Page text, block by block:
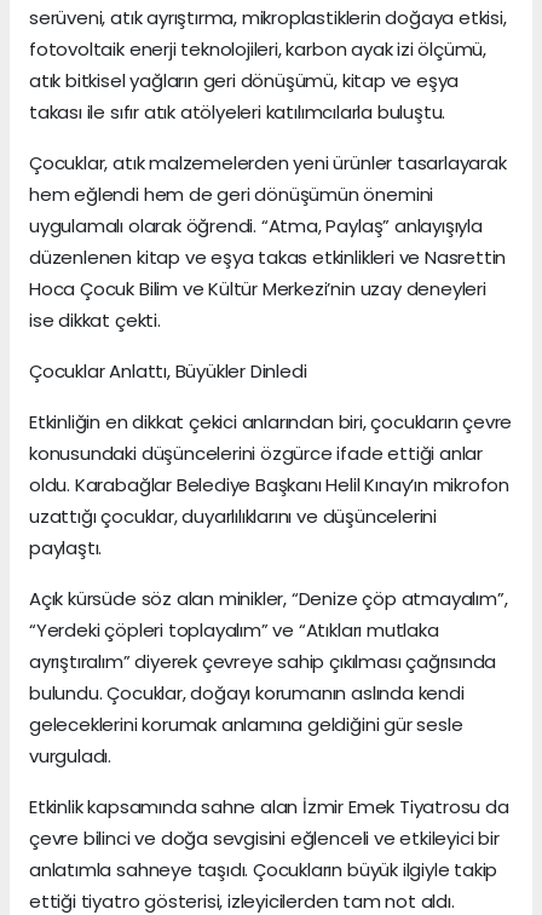
serüveni, atık ayrıştırma, mikroplastiklerin doğaya etkisi,
fotovoltaik enerji teknolojileri, karbon ayak izi ölçümü,
atık bitkisel yağların geri dönüşümü, kitap ve eşya
takası ile sıfır atık atölyeleri katılımcılarla buluştu.
Çocuklar, atık malzemelerden yeni ürünler tasarlayarak
hem eğlendi hem de geri dönüşümün önemini
uygulamalı olarak öğrendi. “Atma, Paylaş” anlayışıyla
düzenlenen kitap ve eşya takas etkinlikleri ve Nasrettin
Hoca Çocuk Bilim ve Kültür Merkezi’nin uzay deneyleri
ise dikkat çekti.
Çocuklar Anlattı, Büyükler Dinledi
Etkinliğin en dikkat çekici anlarından biri, çocukların çevre
konusundaki düşüncelerini özgürce ifade ettiği anlar
oldu. Karabağlar Belediye Başkanı Helil Kınay’ın mikrofon
uzattığı çocuklar, duyarlılıklarını ve düşüncelerini
paylaştı.
Açık kürsüde söz alan minikler, “Denize çöp atmayalım”,
“Yerdeki çöpleri toplayalım” ve “Atıkları mutlaka
ayrıştıralım” diyerek çevreye sahip çıkılması çağrısında
bulundu. Çocuklar, doğayı korumanın aslında kendi
geleceklerini korumak anlamına geldiğini gür sesle
vurguladı.
Etkinlik kapsamında sahne alan İzmir Emek Tiyatrosu da
çevre bilinci ve doğa sevgisini eğlenceli ve etkileyici bir
anlatımla sahneye taşıdı. Çocukların büyük ilgiyle takip
ettiği tiyatro gösterisi, izleyicilerden tam not aldı.